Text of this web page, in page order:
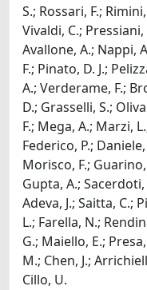
S.; Rossari, F.;
Vivaldi, C.;
Avallone, A.; Nappi,
F.; Pinato, D. J.;
A.; Verderame, F.;
D.; Grasselli, S.;
F.; Mega, A.; Marzi,
Federico, P.;
Morisco, F.;
Gupta, A.;
Adeva, J.; Saitta, C.;
L.; Farella, N.;
G.; Maiello, E.;
M.; Chen, J.;
Cillo, U.